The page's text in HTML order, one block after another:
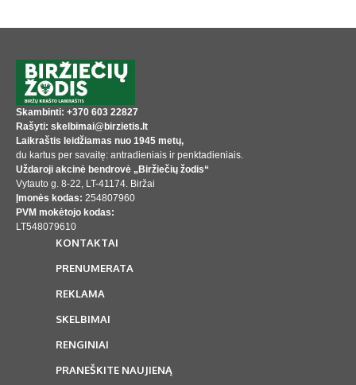
Skambinti: +370 603 22827
Rašyti: skelbimai@birzietis.lt
Laikraštis leidžiamas nuo 1945 metų,
du kartus per savaitę: antradieniais ir penktadieniais.
Uždaroji akcinė bendrovė „Biržiečių žodis“
Vytauto g. 8-22, LT-41174. Biržai
Įmonės kodas: 254807960
PVM mokėtojo kodas:
LT548079610
KONTAKTAI
PRENUMERATA
REKLAMA
SKELBIMAI
RENGINIAI
PRANEŠKITE NAUJIENĄ